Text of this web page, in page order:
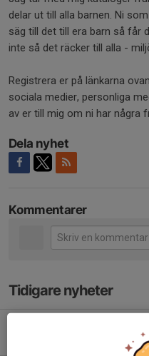
delar ut till alla barnen. Ni
säg till det till era barn så får
inte så det räcker till alla -
Registrera er på länkarna
sociala medier, personliga
av er till mig om ni har några
Dela nyhet
Kommentarer
Tidigare nyheter
1